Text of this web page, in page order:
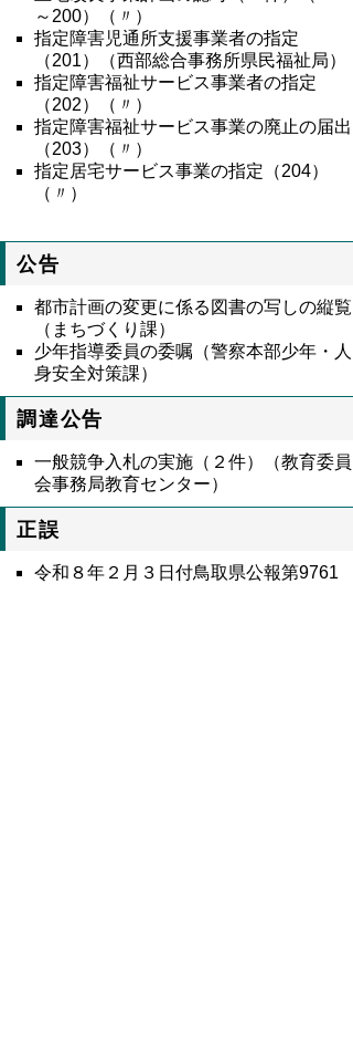
～ 200）（〃）
指定障害児通所支援事業者の指定
（201）（西部総合事務所県民福祉局）
指定障害福祉サービス事業者の指定
（202）（〃）
指定障害福祉サービス事業の廃止の届出
（203）（〃）
指定居宅サービス事業の指定（204）
（〃）
公告
都市計画の変更に係る図書の写しの縦覧
（まちづくり課）
少年指導委員の委嘱（警察本部少年・人
身安全対策課）
調達公告
一般競争入札の実施（２件）（教育委員
会事務局教育センター）
正誤
令和８年２月３日付鳥取県公報第9761